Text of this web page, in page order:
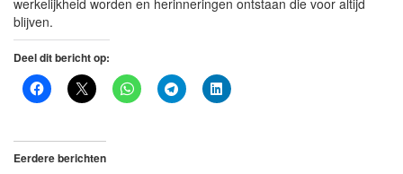
werkelijkheid worden en herinneringen ontstaan die voor altijd
blijven.
Deel dit bericht op:
Eerdere berichten